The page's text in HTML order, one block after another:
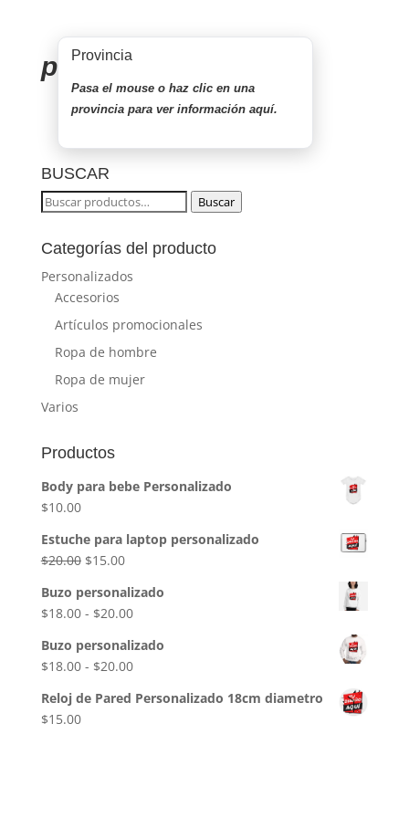
prueba
Provincia
Pasa el mouse o haz clic en una
provincia para ver información aquí.
BUSCAR
Buscar
Buscar
Categorías del producto
Personalizados
Accesorios
Artículos promocionales
Ropa de hombre
Ropa de mujer
Varios
Productos
Body para bebe Personalizado
$10.00
Estuche para laptop personalizado
$20.00 El
original
era:
$20.00.
$15.00El
actual
es:
$15.00.
Buzo personalizado
$18.00 - $20.00Rango
precios:
desde
$18.00
Buzo personalizado
$18.00 - $20.00Rango
precios:
Reloj de Pared Personalizado 18cm diametro
$15.00